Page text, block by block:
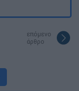
επόμενο
άρθρο